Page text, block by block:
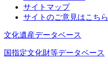
サイトマップ
サイトのご意見はこちら
文化遺産データベース
国指定文化財等データベース